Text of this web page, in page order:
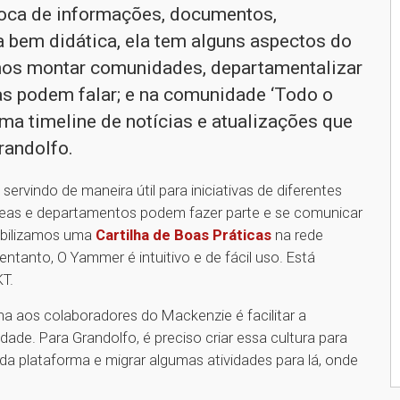
de informações, documentos,
didática, ela tem alguns aspectos do
montar comunidades, departamentalizar
podem falar; e na comunidade ‘Todo o
timeline de notícias e atualizações que
de maneira útil para iniciativas de diferentes
e departamentos podem fazer parte e se comunicar
uma Cartilha de Boas Práticas na rede
O Yammer é intuitivo e de fácil uso. Está
aos colaboradores do Mackenzie é facilitar a
Para Grandolfo, é preciso criar essa cultura para
plataforma e migrar algumas atividades para lá, onde